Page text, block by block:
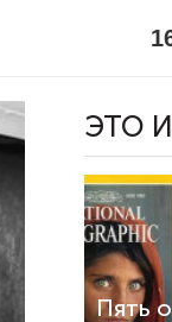
ЭТО
Пять